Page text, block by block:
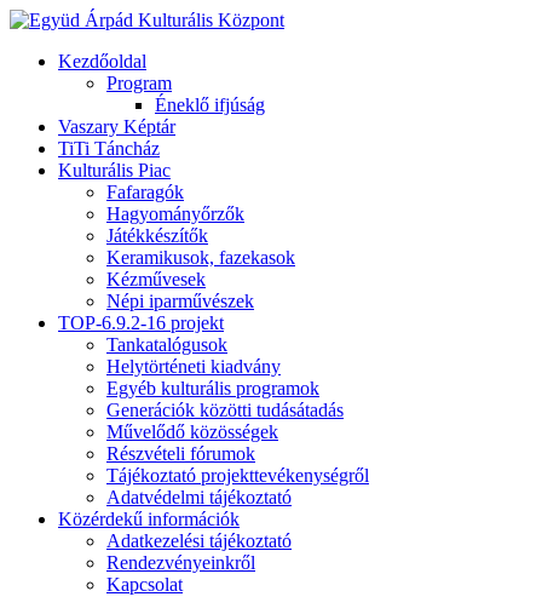
Kezdőoldal
Program
Éneklő ifjúság
Vaszary Képtár
TiTi Táncház
Kulturális Piac
Fafaragók
Hagyományőrzők
Játékkészítők
Keramikusok, fazekasok
Kézművesek
Népi iparművészek
TOP-6.9.2-16 projekt
Tankatalógusok
Helytörténeti kiadvány
Egyéb kulturális programok
Generációk közötti tudásátadás
Művelődő közösségek
Részvételi fórumok
Tájékoztató projekttevékenységről
Adatvédelmi tájékoztató
Közérdekű információk
Adatkezelési tájékoztató
Rendezvényeinkről
Kapcsolat